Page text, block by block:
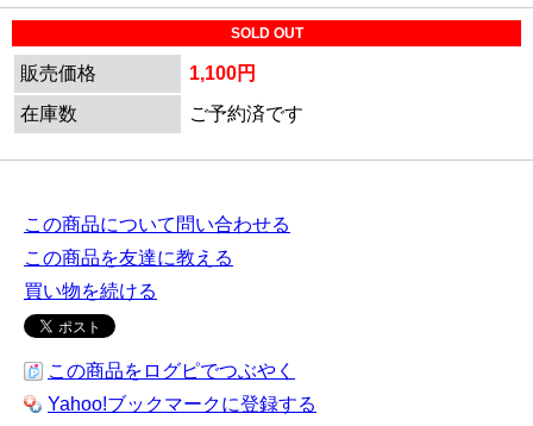
SOLD OUT
販売価格
1,100円
在庫数
ご予約済です
この商品について問い合わせる
この商品を友達に教える
買い物を続ける
この商品をログピでつぶやく
Yahoo!ブックマークに登録する